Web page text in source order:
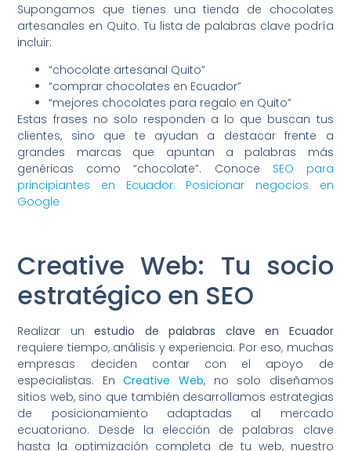
Supongamos que tienes una tienda de chocolates
artesanales en Quito. Tu lista de palabras clave podría
incluir:
“chocolate artesanal Quito”
“comprar chocolates en Ecuador”
“mejores chocolates para regalo en Quito”
Estas frases no solo responden a lo que buscan tus
clientes, sino que te ayudan a destacar frente a
grandes marcas que apuntan a palabras más
genéricas como “chocolate”. Conoce SEO para
principiantes en Ecuador: Posicionar negocios en
Google
Creative Web: Tu socio
estratégico en SEO
Realizar unestudio de palabras clave en Ecuador
requiere tiempo, análisis y experiencia. Por eso, muchas
empresas deciden contar con el apoyo de
especialistas. EnCreative Web, no solo diseñamos
sitios web, sino que también desarrollamos estrategias
de posicionamiento adaptadas al mercado
ecuatoriano. Desde la elección de palabras clave
hasta la optimización completa de tu web, nuestro